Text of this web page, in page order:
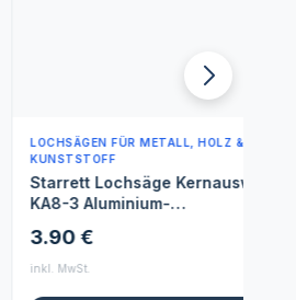
FÜR METALL, HOLZ &
Lochsäge Kernauswerfer -
Lochsäge Bohrer